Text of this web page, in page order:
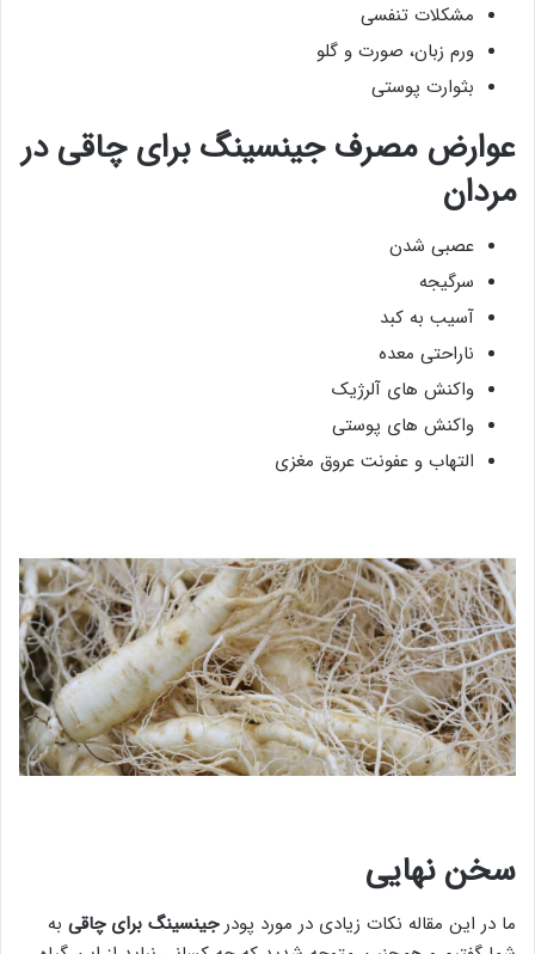
مشکلات تنفسی
ورم زبان، صورت و گلو
بثوارت پوستی
عوارض مصرف جینسینگ برای چاقی در
مردان
عصبی شدن
سرگیجه
آسیب به کبد
ناراحتی معده
واکنش های آلرژیک
واکنش های پوستی
التهاب و عفونت عروق مغزی
سخن نهایی
ما در این مقاله نکات زیادی در مورد پودرجینسینگ برای چاقی به